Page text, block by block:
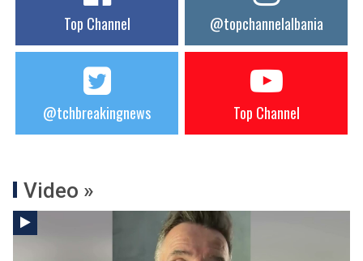
Top Channel @topchannelalbania
@tchbreakingnews Top Channel
Video »